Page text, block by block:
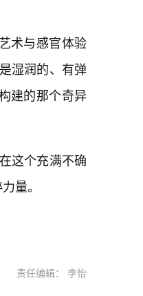
术与感官体验
湿润的、有弹
建的那个奇异
这个充满不确
量。
责任编辑： 李怡